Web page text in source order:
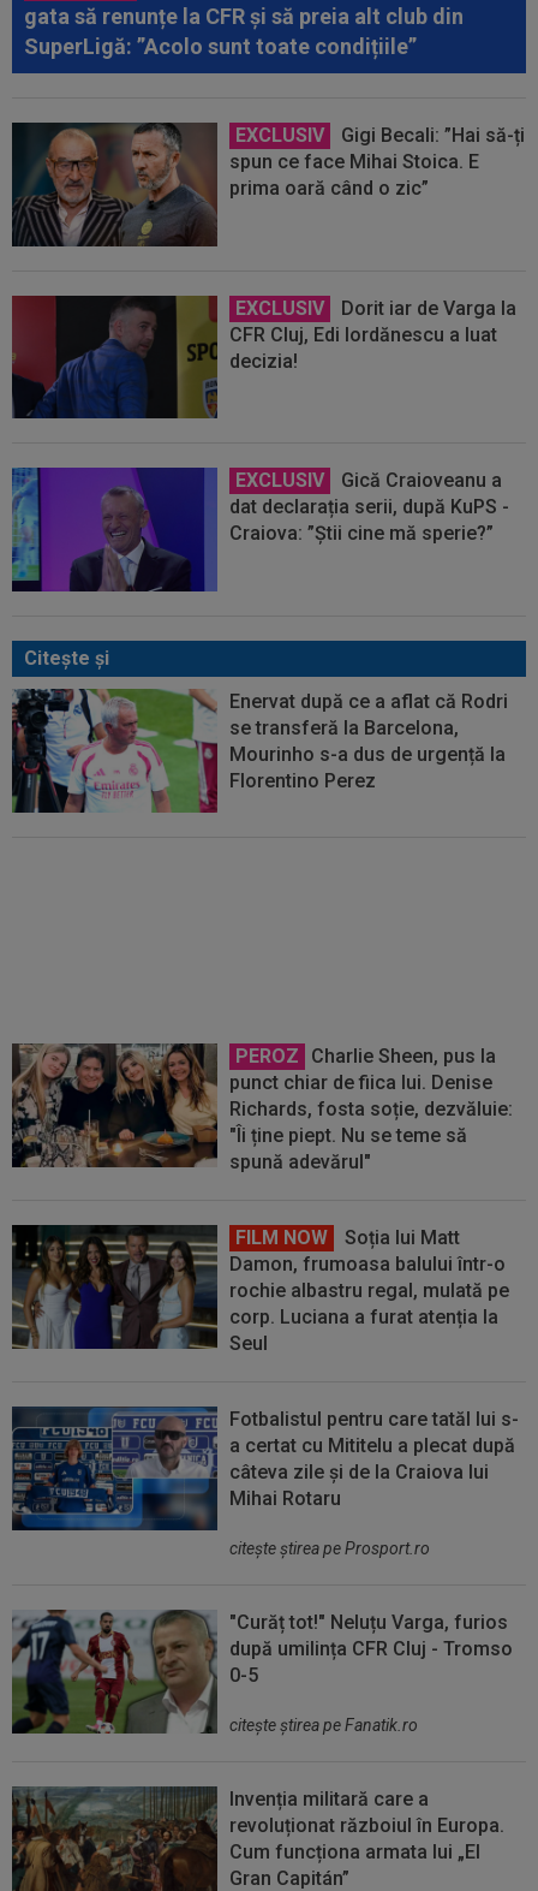
gata să renunțe la CFR și să preia alt club din
SuperLigă: ”Acolo sunt toate condițiile”
EXCLUSIV
Gigi Becali: ”Hai să-ți
spun ce face Mihai Stoica. E
prima oară când o zic”
EXCLUSIV
Dorit iar de Varga la
CFR Cluj, Edi Iordănescu a luat
decizia!
EXCLUSIV
Gică Craioveanu a
dat declarația serii, după KuPS -
Craiova: ”Știi cine mă sperie?”
Citeşte şi
Enervat după ce a aflat că Rodri
se transferă la Barcelona,
Mourinho s-a dus de urgență la
Florentino Perez
PEROZ
Charlie Sheen, pus la
punct chiar de fiica lui. Denise
Richards, fosta soție, dezvăluie:
"Îi ține piept. Nu se teme să
spună adevărul"
FILM NOW
Soția lui Matt
Damon, frumoasa balului într-o
rochie albastru regal, mulată pe
corp. Luciana a furat atenția la
Seul
Fotbalistul pentru care tatăl lui s-
a certat cu Mititelu a plecat după
câteva zile și de la Craiova lui
Mihai Rotaru
citeşte ştirea pe Prosport.ro
"Curăț tot!" Neluțu Varga, furios
după umilința CFR Cluj - Tromso
0-5
citeşte ştirea pe Fanatik.ro
Invenția militară care a
revoluționat războiul în Europa.
Cum funcționa armata lui „El
Gran Capitán”